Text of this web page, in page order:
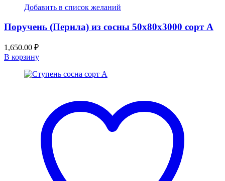
Добавить в список желаний
Поручень (Перила) из сосны 50x80x3000 сорт А
1,650.00 ₽
В корзину